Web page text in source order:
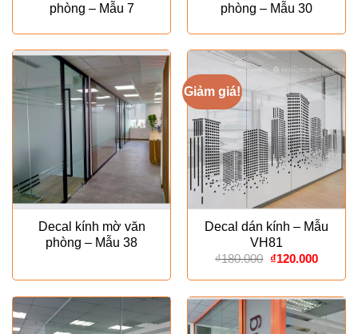
phòng – Mẫu 7
phòng – Mẫu 30
Decal kính mờ văn
phòng – Mẫu 38
Giảm giá!
Decal dán kính – Mẫu
VH81
₫180.000 Giá
là:
₫180.000.
₫120.000Giá
tại
là: